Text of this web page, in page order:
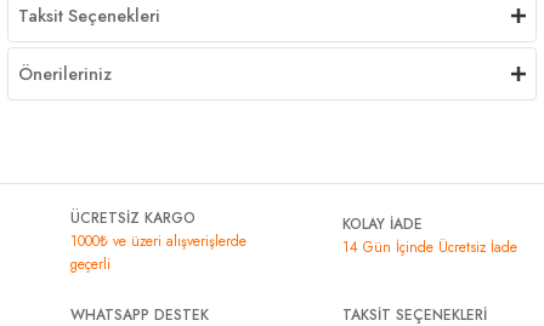
Taksit Seçenekleri
Önerileriniz
ÜCRETSİZ KARGO
1000₺ ve üzeri alışverişlerde
geçerli
KOLAY İADE
14 Gün İçinde Ücretsiz İade
WHATSAPP DESTEK
TAKSİT SEÇENEKLERİ